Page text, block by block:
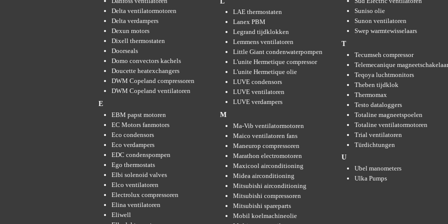
Delta ventilatormotoren
Delta verdampers
Dexun motors
Dixell thermostaten
Doorseals
Domo convectors kachels
Doucette heatexchangers
DWM Copeland compressoren
DWM Copeland ventilatoren
E
EBM papst motoren
EC Motors fanmotors
Eco condensors
Eco verdampers
EDC condenspompen
Ego thermostats
Elbi solenoid valves
Elco ventilatoren
Electrolux compressoren
Elina ventilatoren
Eliwell
LAE thermostaten
Lanex PBM
Legrand tijdklokken
Lemmens ventilatoren
Little Giant condenwaterpompen
L'unite Hermetique compressor
L'unite Hermetique olie
LUVE condensors
LUVE ventilatoren
LUVE verdampers
M
Ma-Vib ventilatormotoren
Maico ventilatoren fans
Maneurop compressoren
Marathon electromotoren
Maxicool airconditioning
Midea airconditioning
Mitsubishi airconditioning
Mitsubishi compressoren
Mitsubishi spareparts
Mobil koelmachineolie
Suniso olie
Sunon ventilatoren
Swep warmtewisselaars
T
Tecumseh compressor
Telemecanique
Teqoya luchtmonitors
Theben tijdklok
Thermomax
Testo dataloggers
Totaline magneetspoelen
Totaline ventilatormotoren
Trial ventilatoren
Türdichtungen
U
Ubel manometers
Ulka Pumps